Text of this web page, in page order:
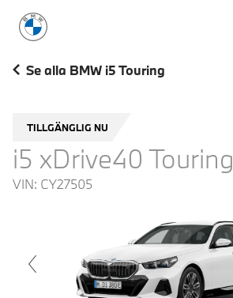
BMW Sverige
Se alla BMW i5 Touring
TILLGÄNGLIG NU
i5 xDrive40 Touring
VIN: CY27505